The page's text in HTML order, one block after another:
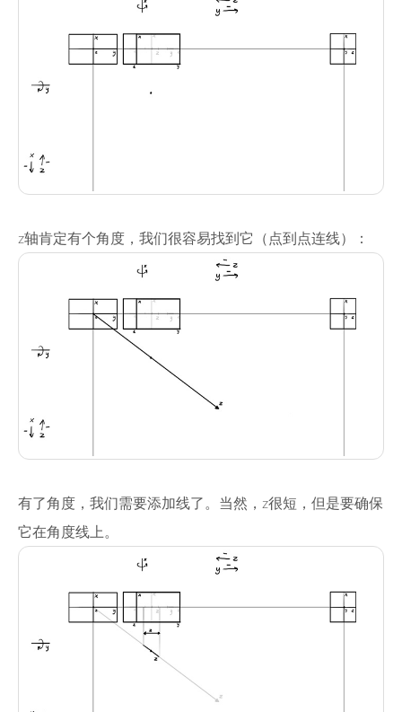
z轴肯定有个角度，我们很容易找到它（点到点连线）：
有了角度，我们需要添加线了。当然，z很短，但是要确保
它在角度线上。